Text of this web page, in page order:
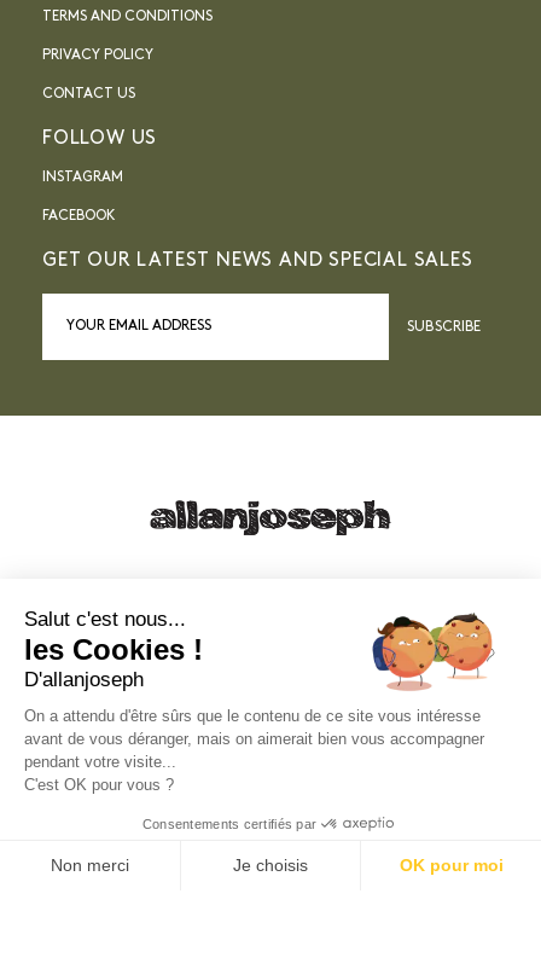
TERMS AND CONDITIONS
PRIVACY POLICY
CONTACT US
FOLLOW US
INSTAGRAM
FACEBOOK
GET OUR LATEST NEWS AND SPECIAL SALES
SUBSCRIBE
49, RUE FRANCIS DAVSO - 13001 MARSEILLE
eshop@allanjoseph.com
Salut c'est nous...
les Cookies !
D'allanjoseph
On a attendu d'être sûrs que le contenu de ce site vous intéresse
avant de vous déranger, mais on aimerait bien vous accompagner
pendant votre visite...
C'est OK pour vous ?
Consentements certifiés par
Non merci Je choisis OK pour moi